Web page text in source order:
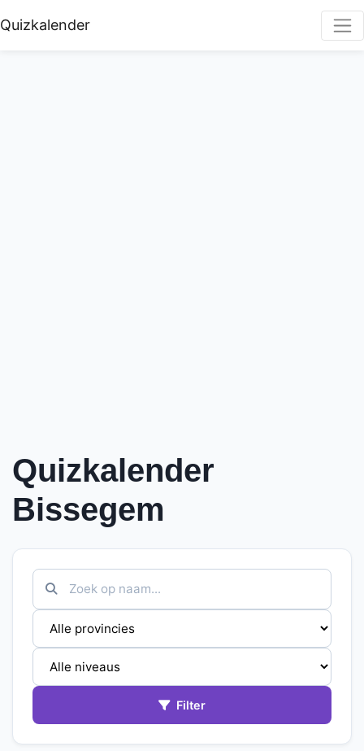
Quizkalender
Quizkalender
Bissegem
Filter